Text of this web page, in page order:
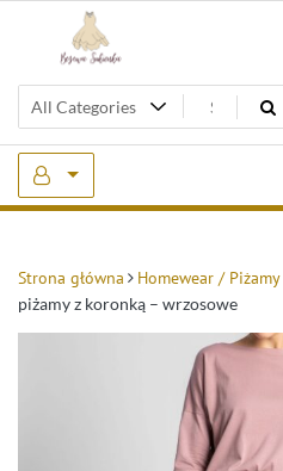
Beżowa Sukienka
Strona główna Homewear / Piżamy
piżamy z koronką – wrzosowe